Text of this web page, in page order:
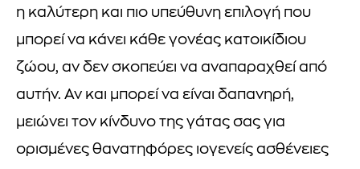
η καλύτερη και πιο υπεύθυνη επιλογή που
μπορεί να κάνει κάθε γονέας κατοικίδιου
ζώου, αν δεν σκοπεύει να αναπαραχθεί από
αυτήν. Αν και μπορεί να είναι δαπανηρή,
μειώνει τον κίνδυνο της γάτας σας για
ορισμένες θανατηφόρες ιογενείς ασθένειες